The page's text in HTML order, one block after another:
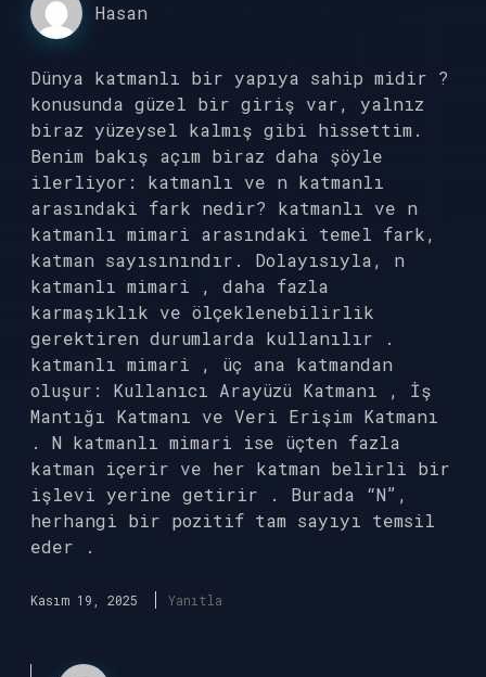
Hasan
Dünya katmanlı bir yapıya sahip midir ?
konusunda güzel bir giriş var, yalnız
biraz yüzeysel kalmış gibi hissettim.
Benim bakış açım biraz daha şöyle
ilerliyor: katmanlı ve n katmanlı
arasındaki fark nedir? katmanlı ve n
katmanlı mimari arasındaki temel fark,
katman sayısınındır. Dolayısıyla, n
katmanlı mimari , daha fazla
karmaşıklık ve ölçeklenebilirlik
gerektiren durumlarda kullanılır .
katmanlı mimari , üç ana katmandan
oluşur: Kullanıcı Arayüzü Katmanı , İş
Mantığı Katmanı ve Veri Erişim Katmanı
. N katmanlı mimari ise üçten fazla
katman içerir ve her katman belirli bir
işlevi yerine getirir . Burada “N”,
herhangi bir pozitif tam sayıyı temsil
eder .
Kasım 19, 2025 Yanıtla